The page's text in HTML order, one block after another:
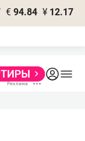
€ 94.84 ¥ 12.17